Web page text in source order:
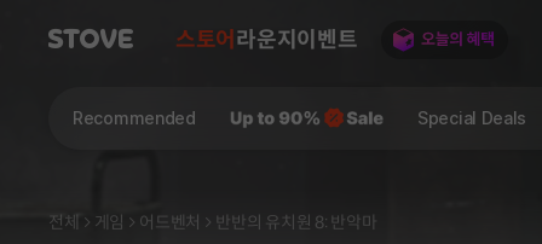
스토어 라운지 이벤트
Recommended Special Deals
전체 게임 어드벤처 반반의 유치원 8: 반악마